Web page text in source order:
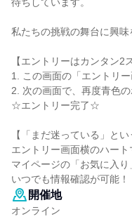
私たちの挑戦の舞台に興味
【エントリーはカンタン2
1. この画面の「エントリー
2. 次の画面で、再度青色
☆エントリー完了☆
【「まだ迷っている」とい
エントリー画面横のハート
マイページの「お気に入り
いつでも情報確認が可能！
開催地
オンライン